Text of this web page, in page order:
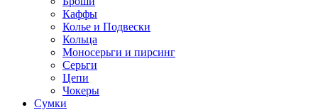
Каффы
Колье и Подвески
Кольца
Моносерьги и пирсинг
Серьги
Цепи
Чокеры
Сумки